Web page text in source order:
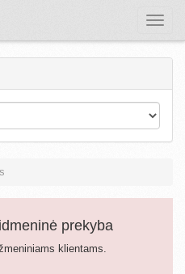
Toggle
prekyba
klientams.